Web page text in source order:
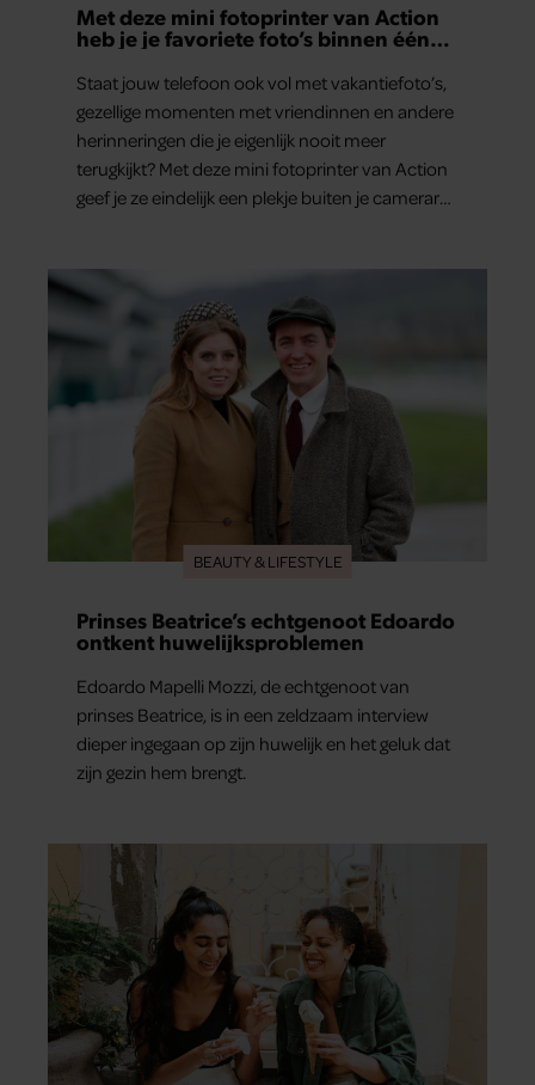
Met deze mini fotoprinter van Action
heb je je favoriete foto’s binnen één
Staat jouw telefoon ook vol met vakantiefoto’s,
gezellige momenten met vriendinnen en andere
herinneringen die je eigenlijk nooit meer
terugkijkt? Met deze mini fotoprinter van Action
geef je ze eindelijk een plekje buiten je camerarol.
BEAUTY & LIFESTYLE
Prinses Beatrice’s echtgenoot Edoardo
ontkent huwelijksproblemen
Edoardo Mapelli Mozzi, de echtgenoot van
prinses Beatrice, is in een zeldzaam interview
dieper ingegaan op zijn huwelijk en het geluk dat
zijn gezin hem brengt.